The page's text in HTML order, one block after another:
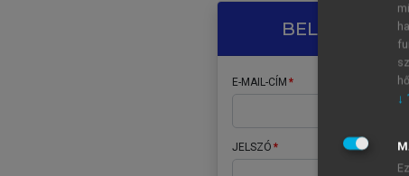
BELÉPÉS
E-MAIL-CÍM
JELSZÓ
↓